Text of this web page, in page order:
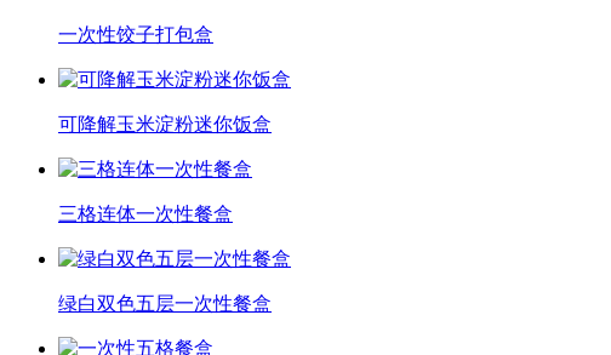
一次性饺子打包盒
可降解玉米淀粉迷你饭盒
三格连体一次性餐盒
绿白双色五层一次性餐盒